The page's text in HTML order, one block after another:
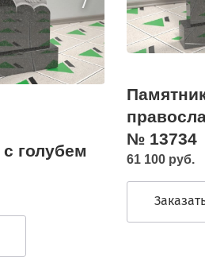
голубем
№ 13734
61 100 руб.